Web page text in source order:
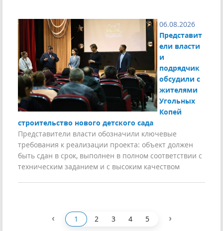
06.08.2026
Представит
ели власти
и
подрядчик
обсудили с
жителями
Угольных
Копей
строительство нового детского сада
Представители власти обозначили ключевые
требования к реализации проекта: объект должен
быть сдан в срок, выполнен в полном соответствии с
техническим заданием и с высоким качеством
‹ 1 2 3 4 5 ›